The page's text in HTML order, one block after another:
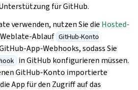
für GitHub.
verwenden, nutzen Sie die Hosted-
Ablauf GitHub-Konto
App-Webhooks, sodass Sie
in GitHub konfigurieren müssen.
GitHub-Konto importierte
App für den Zugriff auf das